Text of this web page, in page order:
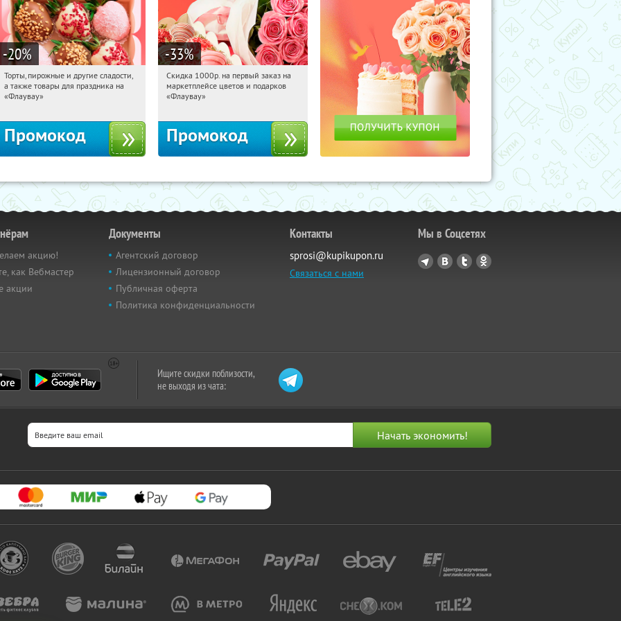
-20%
20:42:58 Получили:
Россия
Торты, пирожные и другие сладости,
а также товары для праздника на
«Флаувау»
Промокод
-33%
20:42:58 Получили:
Россия
Скидка 1000р. на первый заказ на
маркетплейсе цветов и подарков
«Флаувау»
Промокод
акцию!
как Вебмастер
акции
Документы
Агентский договор
Лицензионный договор
Публичная оферта
Политика конфиденциальности
Контакты
sprosi@kupikupon.ru
Связаться с нами
Мы в Соцсетях
Ищите скидки поблизости,
не выходя из чата: